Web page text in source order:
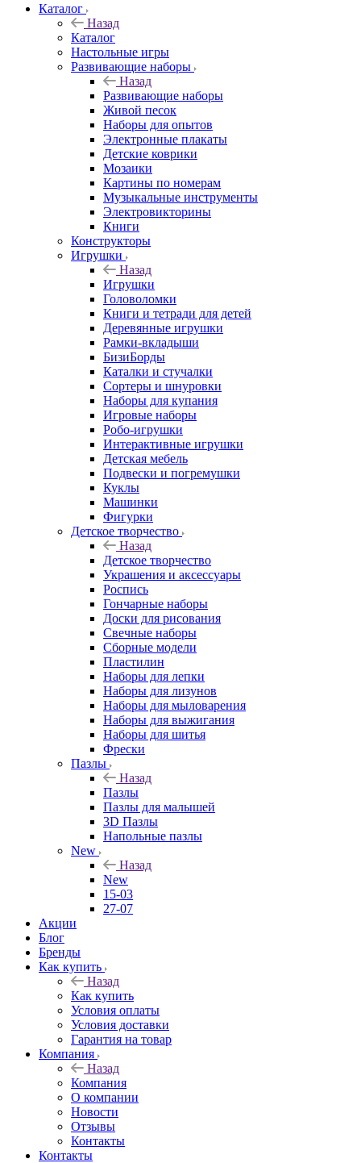
Каталог
Назад
Каталог
Настольные игры
Развивающие наборы
Назад
Развивающие наборы
Живой песок
Наборы для опытов
Электронные плакаты
Детские коврики
Мозаики
Картины по номерам
Музыкальные инструменты
Электровикторины
Книги
Конструкторы
Игрушки
Назад
Игрушки
Головоломки
Книги и тетради для детей
Деревянные игрушки
Рамки-вкладыши
БизиБорды
Каталки и стучалки
Сортеры и шнуровки
Наборы для купания
Игровые наборы
Робо-игрушки
Интерактивные игрушки
Детская мебель
Подвески и погремушки
Куклы
Машинки
Фигурки
Детское творчество
Назад
Детское творчество
Украшения и аксессуары
Роспись
Гончарные наборы
Доски для рисования
Свечные наборы
Сборные модели
Пластилин
Наборы для лепки
Наборы для лизунов
Наборы для мыловарения
Наборы для выжигания
Наборы для шитья
Фрески
Пазлы
Назад
Пазлы
Пазлы для малышей
3D Пазлы
Напольные пазлы
New
Назад
New
15-03
27-07
Акции
Блог
Бренды
Как купить
Назад
Как купить
Условия оплаты
Условия доставки
Гарантия на товар
Компания
Назад
Компания
О компании
Новости
Отзывы
Контакты
Контакты